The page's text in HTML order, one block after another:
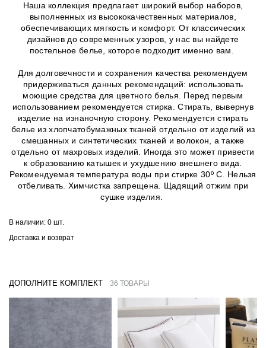
Наша коллекция предлагает широкий выбор наборов,
выполненных из высококачественных материалов,
обеспечивающих мягкость и комфорт. От классических
дизайнов до современных узоров, у нас вы найдете
постельное белье, которое подходит именно вам.
Для долговечности и сохранения качества рекомендуем
придерживаться данных рекомендаций: использовать
моющие средства для цветного белья. Перед первым
использованием рекомендуется стирка. Стирать, вывернув
изделие на изнаночную сторону. Рекомендуется стирать
белье из хлопчатобумажных тканей отдельно от изделий из
смешанных и синтетических тканей и волокон, а также
отдельно от махровых изделий. Иногда это может привести
к образованию катышек и ухудшению внешнего вида.
Рекомендуемая температура воды при стирке 30º C. Нельзя
отбеливать. Химчистка запрещена. Щадящий отжим при
сушке изделия.
В наличии: 0 шт.
Доставка и возврат
ДОПОЛНИТЕ КОМПЛЕКТ 36 ТОВАРЫ